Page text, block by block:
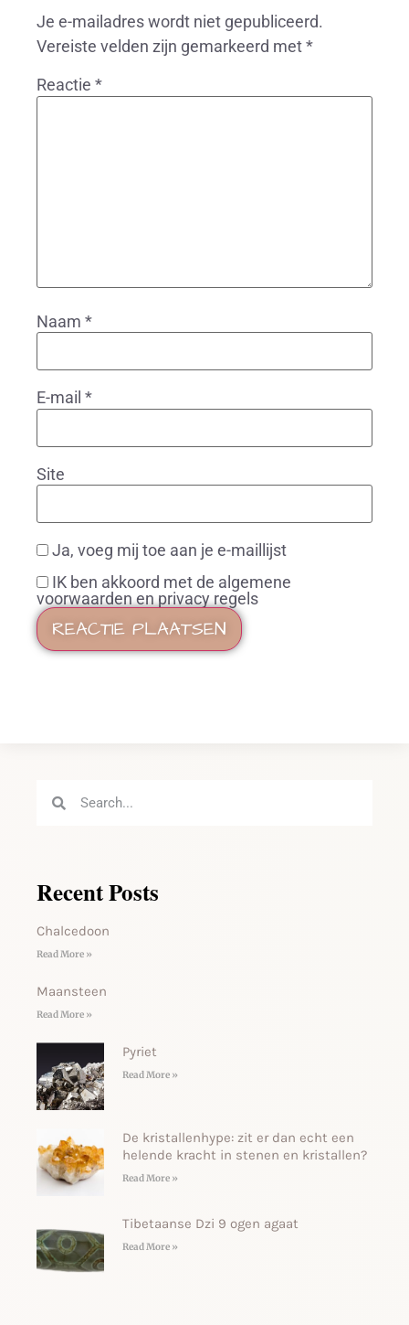
Je e-mailadres wordt niet gepubliceerd.
Vereiste velden zijn gemarkeerd met*
Reactie *
Naam *
E-mail *
Site
Ja, voeg mij toe aan je e-maillijst
IK ben akkoord met de algemene
voorwaarden en privacy regels
Recent Posts
Chalcedoon
Read More »
Maansteen
Read More »
Pyriet
Read More »
De kristallenhype: zit er dan echt een
helende kracht in stenen en kristallen?
Read More »
Tibetaanse Dzi 9 ogen agaat
Read More »